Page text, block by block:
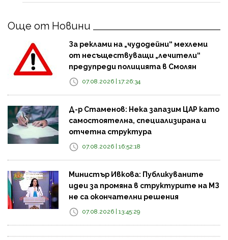
Още от Новини
За реклами на „чудодейни“ мехлеми
от несъществуващи „лечители“
предупреди полицията в Смолян
07.08.2026 | 17:26:34
Д-р Стаменов: Нека запазим ЦАР като
самостоятелна, специализирана и
отчетна структура
07.08.2026 | 16:52:18
Министър Ивкова: Публикуваните
идеи за промяна в структурите на МЗ
не са окончателни решения
07.08.2026 | 13:45:29